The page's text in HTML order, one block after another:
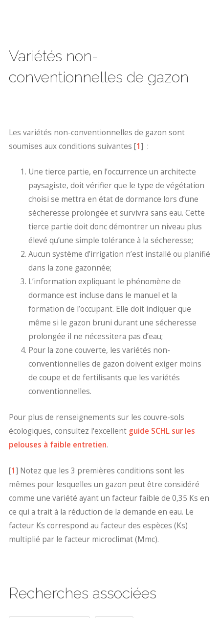
Variétés non-
conventionnelles de gazon
Les variétés non-conventionnelles de gazon sont
soumises aux conditions suivantes [1] :
Une tierce partie, en l’occurrence un architecte
paysagiste, doit vérifier que le type de végétation
choisi se mettra en état de dormance lors d’une
sécheresse prolongée et survivra sans eau. Cette
tierce partie doit donc démontrer un niveau plus
élevé qu’une simple tolérance à la sécheresse;
Aucun système d’irrigation n’est installé ou planifié
dans la zone gazonnée;
L’information expliquant le phénomène de
dormance est incluse dans le manuel et la
formation de l’occupant. Elle doit indiquer que
même si le gazon bruni durant une sécheresse
prolongée il ne nécessitera pas d’eau;
Pour la zone couverte, les variétés non-
conventionnelles de gazon doivent exiger moins
de coupe et de fertilisants que les variétés
conventionnelles.
Pour plus de renseignements sur les couvre-sols
écologiques, consultez l'excellent guide SCHL sur les
pelouses à faible entretien.
[1] Notez que les 3 premières conditions sont les
mêmes pour lesquelles un gazon peut être considéré
comme une variété ayant un facteur faible de 0,35 Ks en
ce qui a trait à la réduction de la demande en eau. Le
facteur Ks correspond au facteur des espèces (Ks)
multiplié par le facteur microclimat (Mmc).
Recherches associées